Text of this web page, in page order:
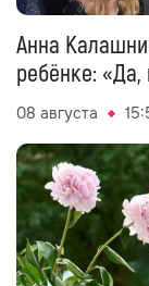
Анна
ребёнке: «Да,
08 августа